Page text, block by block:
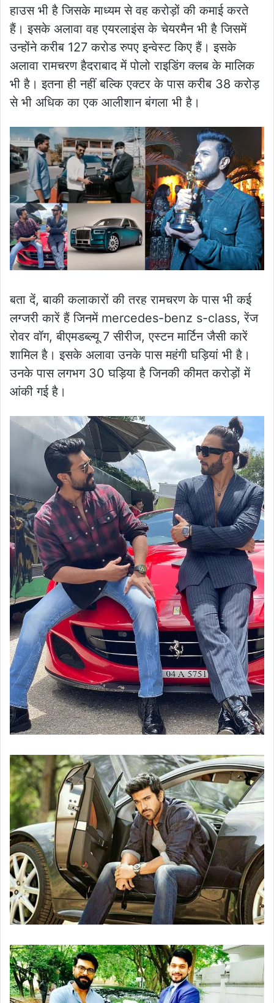
हाउस भी है जिसके माध्यम से वह करोड़ों की कमाई करते
हैं। इसके अलावा वह एयरलाइंस के चेयरमैन भी है जिसमें
उन्होंने करीब 127 करोड रुपए इन्वेस्ट किए हैं। इसके
अलावा रामचरण हैदराबाद में पोलो राइडिंग क्लब के मालिक
भी है। इतना ही नहीं बल्कि एक्टर के पास करीब 38 करोड़
से भी अधिक का एक आलीशान बंगला भी है।
बता दें, बाकी कलाकारों की तरह रामचरण के पास भी कई
लग्जरी कारें हैं जिनमें mercedes-benz s-class, रेंज
रोवर वॉग, बीएमडब्ल्यू 7 सीरीज, एस्टन मार्टिन जैसी कारें
शामिल है। इसके अलावा उनके पास महंगी घड़ियां भी है।
उनके पास लगभग 30 घड़िया है जिनकी कीमत करोड़ों में
आंकी गई है।